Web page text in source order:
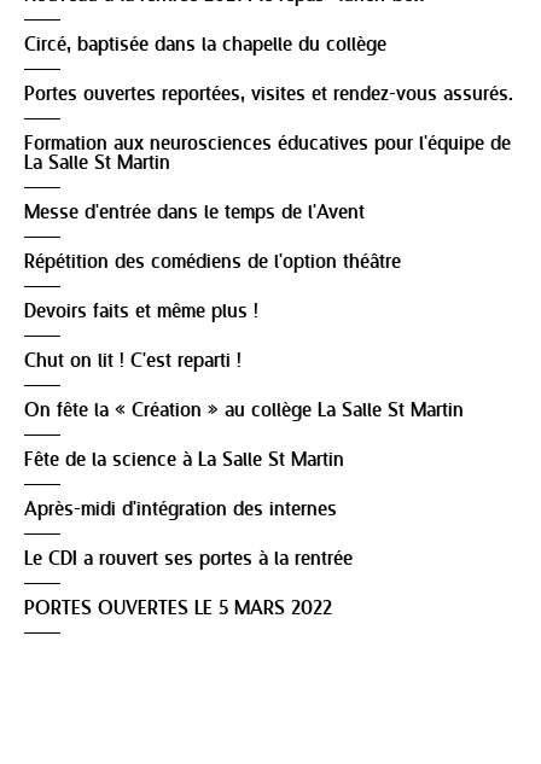
Circé, baptisée dans la chapelle du collège
Portes ouvertes reportées, visites et rendez-vous assurés.
Formation aux neurosciences éducatives pour l'équipe de
La Salle St Martin
Messe d'entrée dans le temps de l'Avent
Répétition des comédiens de l'option théâtre
Devoirs faits et même plus !
Chut on lit ! C'est reparti !
On fête la « Création » au collège La Salle St Martin
Fête de la science à La Salle St Martin
Après-midi d'intégration des internes
Le CDI a rouvert ses portes à la rentrée
PORTES OUVERTES LE 5 MARS 2022